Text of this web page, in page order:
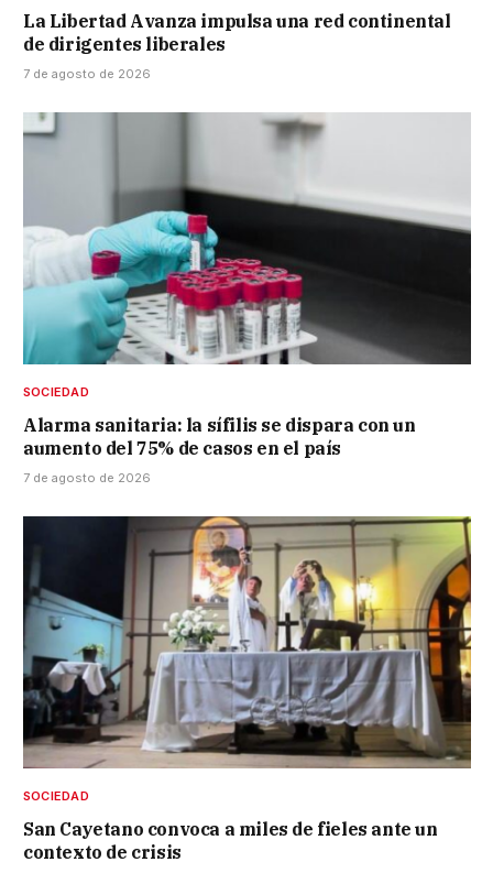
La Libertad Avanza impulsa una red continental
de dirigentes liberales
7 de agosto de 2026
SOCIEDAD
Alarma sanitaria: la sífilis se dispara con un
aumento del 75% de casos en el país
7 de agosto de 2026
SOCIEDAD
San Cayetano convoca a miles de fieles ante un
contexto de crisis